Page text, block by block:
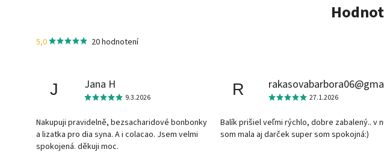
5,0 20 hodnotení
J Jana H
9.3.2026
Nakupuji pravidelně, bezsacharidové bonbonky
a lizatka pro dia syna. A i colacao. Jsem velmi
spokojená. děkuji moc.
R 27.1.2026
Balík prišiel veľmi rýchlo, dobre zabalený.. v
som mala aj darček super som spokojná:)